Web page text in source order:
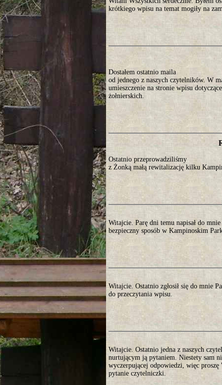
krótkiego wpisu na temat mogiły na
Dostałem ostatnio maila
od jednego z naszych czytelników. W
umieszczenie na stronie wpisu
żołnierskich.
Ostatnio przeprowadziliśmy
z Żonką małą rewitalizację kilku
Witajcie. Parę dni temu napisał do
bezpieczny sposób w Kampinoskim
Witajcie. Ostatnio zgłosił się do mnie
do przeczytania wpisu.
Witajcie. Ostatnio jedna z naszych
nurtującym ją pytaniem. Niestety sam
wyczerpującej odpowiedzi, więc
pytanie czytelniczki.